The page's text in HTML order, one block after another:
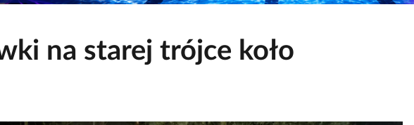
na starej trójce koło